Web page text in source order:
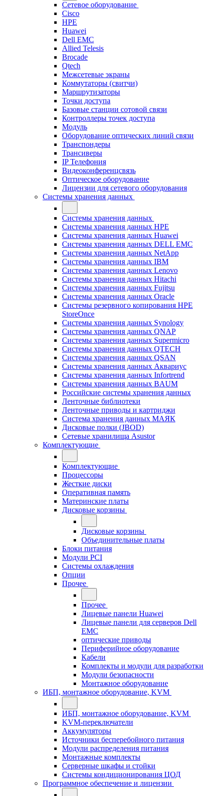
Сетевое оборудование
Cisco
HPE
Huawei
Dell EMC
Allied Telesis
Brocade
Qtech
Межсетевые экраны
Коммутаторы (свитчи)
Маршрутизаторы
Точки доступа
Базовые станции сотовой связи
Контроллеры точек доступа
Модуль
Оборудование оптических линий связи
Транспондеры
Трансиверы
IP Телефония
Видеоконференцсвязь
Оптическое оборудование
Лицензии для сетевого оборудования
Системы хранения данных
Системы хранения данных
Системы хранения данных HPE
Системы хранения данных Huawei
Системы хранения данных DELL EMC
Cистемы хранения данных NetApp
Системы хранения данных IBM
Системы хранения данных Lenovo
Системы хранения данных Hitachi
Системы хранения данных Fujitsu
Системы хранения данных Oracle
Системы резервного копирования HPE
StoreOnce
Системы хранения данных Synology
Системы хранения данных QNAP
Системы хранения данных Supermicro
Системы хранения данных QTECH
Системы хранения данных QSAN
Системы хранения данных Аквариус
Системы хранения данных Infortrend
Системы хранения данных BAUM
Российские системы хранения данных
Ленточные библиотеки
Ленточные приводы и картриджи
Система хранения данных МАЯК
Дисковые полки (JBOD)
Сетевые хранилища Asustor
Комплектующие
Комплектующие
Процессоры
Жесткие диски
Оперативная память
Материнские платы
Дисковые корзины
Дисковые корзины
Объединительные платы
Блоки питания
Модули PCI
Системы охлаждения
Опции
Прочее
Прочее
Лицевые панели Huawei
Лицевые панели для серверов Dell
EMC
оптические приводы
Периферийное оборудование
Кабели
Комплекты и модули для разработки
Модули безопасности
Монтажное оборудование
ИБП, монтажное оборудование, KVM
ИБП, монтажное оборудование, KVM
KVM-переключатели
Аккумуляторы
Источники бесперебойного питания
Модули распределения питания
Монтажные комплекты
Серверные шкафы и стойки
Системы кондиционирования ЦОД
Программное обеспечение и лицензии